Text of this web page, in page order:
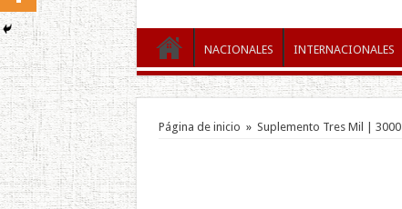
NACIONALES INTERNACIONALES
Página de inicio » Suplemento Tres Mil | 3000